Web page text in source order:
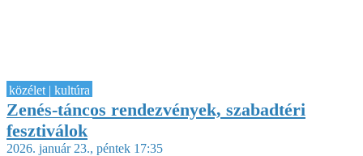
közélet | kultúra
Zenés-táncos rendezvények, szabadtéri
fesztiválok
2026. január 23., péntek 17:35